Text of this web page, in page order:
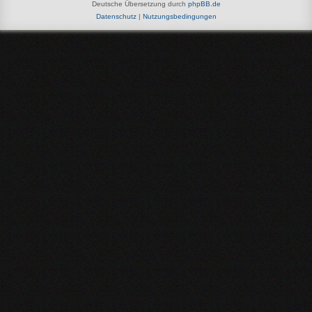
Deutsche Übersetzung durch phpBB.de
Datenschutz| Nutzungsbedingungen